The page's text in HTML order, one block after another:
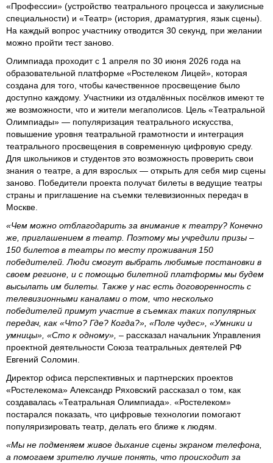
«Профессии» (устройство театрального процесса и закулисные
специальности) и «Театр» (история, драматургия, язык сцены).
На каждый вопрос участнику отводится 30 секунд, при желании
можно пройти тест заново.
Олимпиада проходит с 1 апреля по 30 июня 2026 года на
образовательной платформе «Ростелеком Лицей», которая
создана для того, чтобы качественное просвещение было
доступно каждому. Участники из отдалённых посёлков имеют те
же возможности, что и жители мегаполисов. Цель «Театральной
Олимпиады» — популяризация театрального искусства,
повышение уровня театральной грамотности и интеграция
театрального просвещения в современную цифровую среду.
Для школьников и студентов это возможность проверить свои
знания о театре, а для взрослых — открыть для себя мир сцены
заново. Победители проекта получат билеты в ведущие театры
страны и приглашение на съемки телевизионных передач в
Москве.
«Чем можно отблагодарить за внимание к театру? Конечно
же, приглашением в театр. Поэтому мы учредили призы –
150 билетов в театры по месту проживания 150
победителей. Люди смогут выбрать любимые постановки в
своем регионе, и с помощью билетной платформы мы будем
высылать им билеты. Также у нас есть договоренность с
телевизионными каналами о том, что несколько
победителей примут участие в съемках таких популярных
передач, как «Что? Где? Когда?», «Поле чудес», «Умники и
умницы», «Сто к одному», – рассказал начальник Управления
проектной деятельности Союза театральных деятелей РФ
Евгений Соломин.
Директор офиса перспективных и партнерских проектов
«Ростелекома» Александр Ряховский рассказал о том, как
создавалась «Театральная Олимпиада». «Ростелеком»
постарался показать, что цифровые технологии помогают
популяризировать театр, делать его ближе к людям.
«Мы не подменяем живое дыхание сцены экраном телефона,
а помогаем зрителю лучше понять, что происходит за